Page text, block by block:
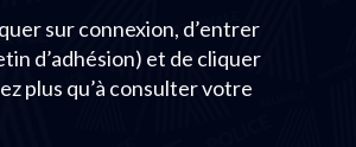
sur connexion, d’entrer
d’adhésion) et de cliquer
plus qu’à consulter votre